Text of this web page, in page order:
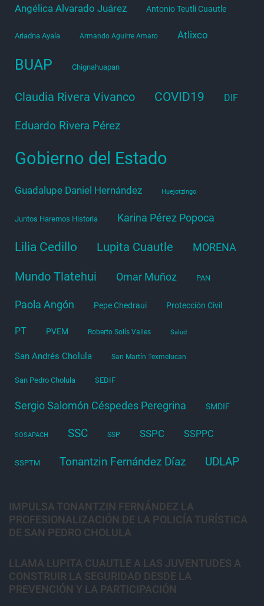
Angélica Alvarado Juárez Antonio Teutli Cuautle
Ariadna Ayala Armando Aguirre Amaro Atlixco
BUAP Chignahuapan
Claudia Rivera Vivanco COVID19 DIF
Eduardo Rivera Pérez
Gobierno del Estado
Guadalupe Daniel Hernández Huejotzingo
Juntos Haremos Historia Karina Pérez Popoca
Lilia Cedillo Lupita Cuautle MORENA
Mundo Tlatehui Omar Muñoz PAN
Paola Angón Pepe Chedraui Protección Civil
PT PVEM Roberto Solís Valles Salud
San Andrés Cholula San Martín Texmelucan
San Pedro Cholula SEDIF
Sergio Salomón Céspedes Peregrina SMDIF
SOSAPACH SSC SSP SSPC SSPPC
SSPTM Tonantzin Fernández Díaz UDLAP
IMPULSA TONANTZIN FERNÁNDEZ LA
PROFESIONALIZACIÓN DE LA POLICÍA TURÍSTICA
DE SAN PEDRO CHOLULA
LLAMA LUPITA CUAUTLE A LAS JUVENTUDES A
CONSTRUIR LA SEGURIDAD DESDE LA
PREVENCIÓN Y LA PARTICIPACIÓN